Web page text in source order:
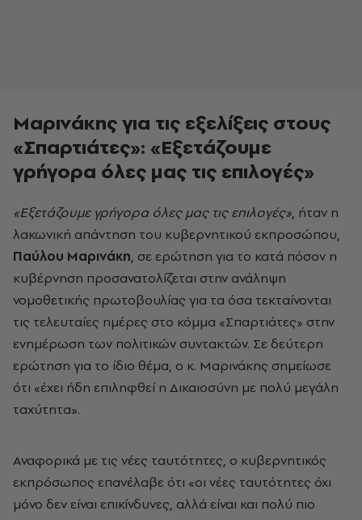
Μαρινάκης για τις εξελίξεις στους
«Σπαρτιάτες»: «Εξετάζουμε
γρήγορα όλες μας τις επιλογές»
«Εξετάζουμε γρήγορα όλες μας τις επιλογές», ήταν η
λακωνική απάντηση του κυβερνητικού εκπροσώπου,
Παύλου Μαρινάκη, σε ερώτηση για το κατά πόσον η
κυβέρνηση προσανατολίζεται στην ανάληψη
νομοθετικής πρωτοβουλίας για τα όσα τεκταίνονται
τις τελευταίες ημέρες στο κόμμα «Σπαρτιάτες» στην
ενημέρωση των πολιτικών συντακτών. Σε δεύτερη
ερώτηση για το ίδιο θέμα, ο κ. Μαρινάκης σημείωσε
ότι «έχει ήδη επιληφθεί η Δικαιοσύνη με πολύ μεγάλη
ταχύτητα».
Αναφορικά με τις νέες ταυτότητες, ο κυβερνητικός
εκπρόσωπος επανέλαβε ότι «οι νέες ταυτότητες όχι
μόνο δεν είναι επικίνδυνες, αλλά είναι και πολύ πιο